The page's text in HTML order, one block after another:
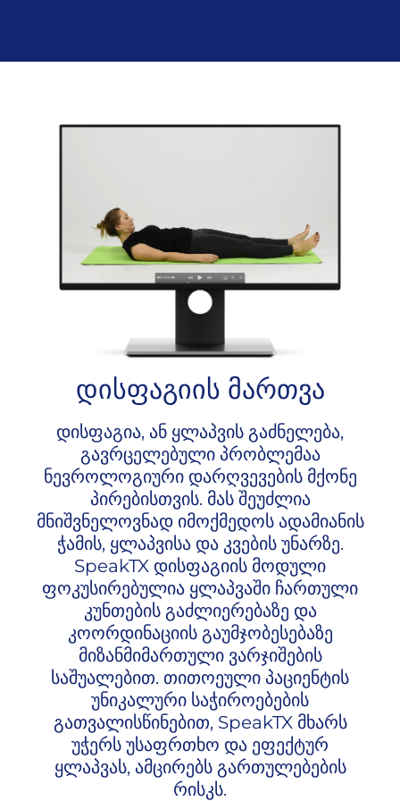
დისფაგიის მართვა
დისფაგია, ან ყლაპვის გაძნელება,
გავრცელებული პრობლემაა
ნევროლოგიური დარღვევების მქონე
პირებისთვის. მას შეუძლია
მნიშვნელოვნად იმოქმედოს ადამიანის
ჭამის, ყლაპვისა და კვების უნარზე.
SpeakTX დისფაგიის მოდული
ფოკუსირებულია ყლაპვაში ჩართული
კუნთების გაძლიერებაზე და
კოორდინაციის გაუმჯობესებაზე
მიზანმიმართული ვარჯიშების
საშუალებით. თითოეული პაციენტის
უნიკალური საჭიროებების
გათვალისწინებით, SpeakTX მხარს
უჭერს უსაფრთხო და ეფექტურ
ყლაპვას, ამცირებს გართულებების
რისკს.